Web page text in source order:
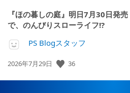
『ほの暮しの庭』明日7月30日発
で、のんびりスローライフ!?
PS Blogスタッフ
公
日:
2026年7月29日 36